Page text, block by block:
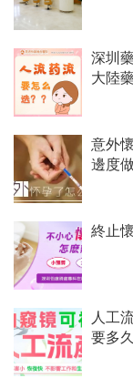
深圳
大陸
意外
邊度
終止
人工
要多